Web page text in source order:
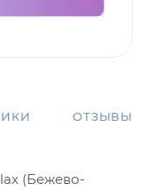
ОТЗЫВЫ
(Бежево-